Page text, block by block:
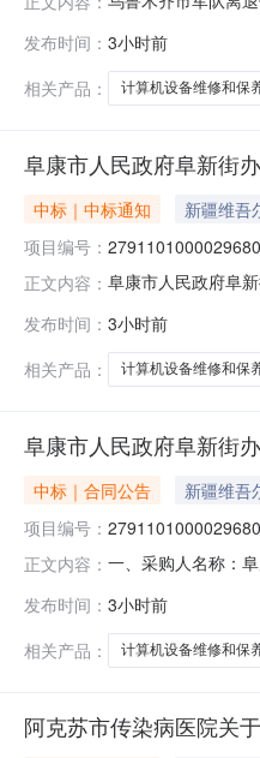
话:4610387采购计
发布时间： 3小时前
相关产品：
计算机设备维修和保
阜康市人民政府阜新街
中标｜中标通知
新疆维吾
项目编号：
正文内容： 阜康市人民政府阜
购计划文号:采购计
发布时间： 3小时前
相关产品：
计算机设备维修和保
阜康市人民政府阜新街
中标｜合同公告
新疆维吾
项目编号：
正文内容： 一、采购人名称：
1.0042504250服务
发布时间： 3小时前
相关产品：
计算机设备维修和保
阿克苏市传染病医院关